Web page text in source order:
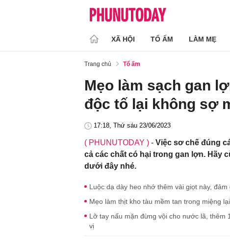
XÃ HỘI TỔ ẤM LÀM MẸ
Trang chủ Tổ ấm
Mẹo làm sạch gan
độc tố lại không sợ
17:18, Thứ sáu 23/06/2023
( PHUNUTODAY ) - Việc sơ chế đúng
cả các chất có hại trong gan lợn. Hãy
dưới đây nhé.
Luộc dạ dày heo nhớ thêm vài giọt này,
Mẹo làm thịt kho tàu mềm tan trong miệng
Lỡ tay nấu mặn đừng vội cho nước lã, thêm
vị